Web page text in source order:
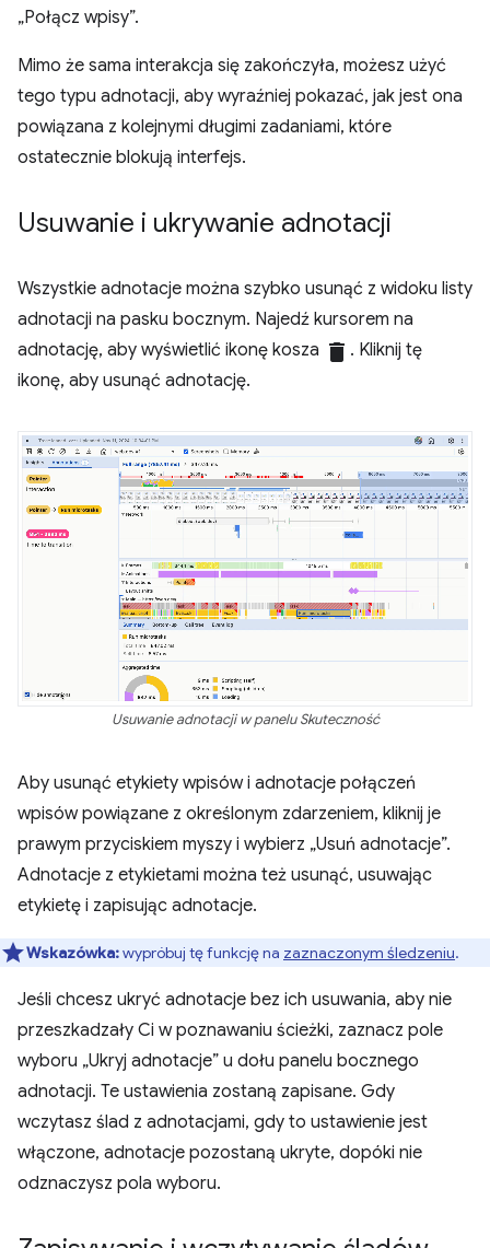
„Połącz wpisy”.
Mimo że sama interakcja się zakończyła, możesz użyć
tego typu adnotacji, aby wyraźniej pokazać, jak jest ona
powiązana z kolejnymi długimi zadaniami, które
ostatecznie blokują interfejs.
Usuwanie i ukrywanie adnotacji
Wszystkie adnotacje można szybko usunąć z widoku listy
adnotacji na pasku bocznym. Najedź kursorem na
adnotację, aby wyświetlić ikonę kosza delete . Kliknij tę
ikonę, aby usunąć adnotację.
Usuwanie adnotacji w panelu Skuteczność
Aby usunąć etykiety wpisów i adnotacje połączeń
wpisów powiązane z określonym zdarzeniem, kliknij je
prawym przyciskiem myszy i wybierz „Usuń adnotacje”.
Adnotacje z etykietami można też usunąć, usuwając
etykietę i zapisując adnotacje.
Wskazówka:wypróbuj tę funkcję na zaznaczonym śledzeniu.
Jeśli chcesz ukryć adnotacje bez ich usuwania, aby nie
przeszkadzały Ci w poznawaniu ścieżki, zaznacz pole
wyboru „Ukryj adnotacje” u dołu panelu bocznego
adnotacji. Te ustawienia zostaną zapisane. Gdy
wczytasz ślad z adnotacjami, gdy to ustawienie jest
włączone, adnotacje pozostaną ukryte, dopóki nie
odznaczysz pola wyboru.